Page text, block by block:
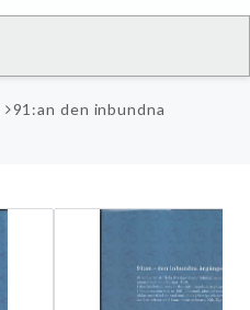
91:an den inbundna